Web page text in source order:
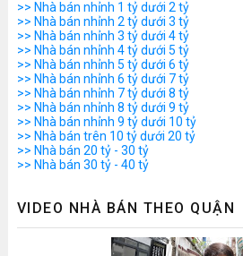
>> Nhà bán nhỉnh 1 tỷ dưới 2 tỷ
>> Nhà bán nhỉnh 2 tỷ dưới 3 tỷ
>> Nhà bán nhỉnh 3 tỷ dưới 4 tỷ
>> Nhà bán nhỉnh 4 tỷ dưới 5 tỷ
>> Nhà bán nhỉnh 5 tỷ dưới 6 tỷ
>> Nhà bán nhỉnh 6 tỷ dưới 7 tỷ
>> Nhà bán nhỉnh 7 tỷ dưới 8 tỷ
>> Nhà bán nhỉnh 8 tỷ dưới 9 tỷ
>> Nhà bán nhỉnh 9 tỷ dưới 10 tỷ
>> Nhà bán trên 10 tỷ dưới 20 tỷ
>> Nhà bán 20 tỷ - 30 tỷ
>> Nhà bán 30 tỷ - 40 tỷ
VIDEO NHÀ BÁN THEO QUẬN